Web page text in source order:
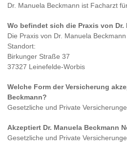
Dr. Manuela Beckmann ist Facharzt
Wo befindet sich die Praxis von Dr.
Die Praxis von Dr. Manuela Beckmann
Standort:
Birkunger Straße 37
37327 Leinefelde-Worbis
Welche Form der Versicherung
Beckmann?
Gesetzliche und Private
Akzeptiert Dr. Manuela Beckmann
Gesetzliche und Private